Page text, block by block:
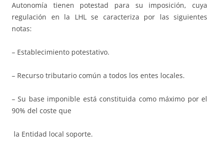
Autonomía tienen potestad para su imposición, cuya
regulación en la LHL se caracteriza por las siguientes
notas:
– Establecimiento potestativo.
– Recurso tributario común a todos los entes locales.
– Su base imponible está constituida como máximo por el
90% del coste que
la Entidad local soporte.